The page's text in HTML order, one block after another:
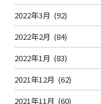
2022年3月 (92)
2022年2月 (84)
2022年1月 (83)
2021年12月 (62)
2021年11月 (60)